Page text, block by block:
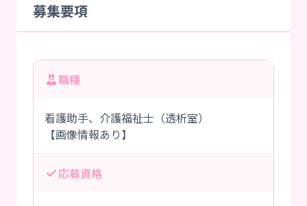
募集要項
職種
看護助手、介護福祉士（透析室）
【画像情報あり】
応募資格